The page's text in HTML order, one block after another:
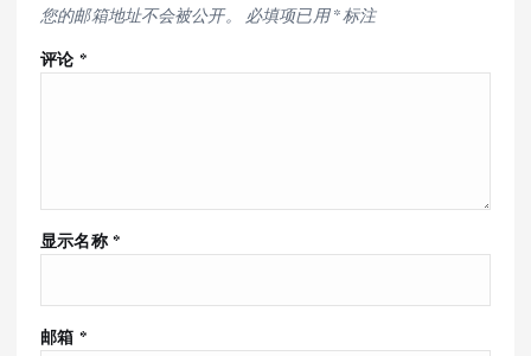
您的邮箱地址不会被公开。 必填项已用*标注
评论 *
显示名称 *
邮箱 *